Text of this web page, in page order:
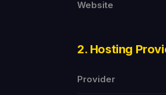
Website
2. Hosting
Provider